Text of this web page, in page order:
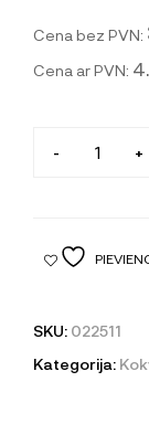
Cena bez PVN:
Cena ar PVN:
- +
SKU: 022511
Kategorija: